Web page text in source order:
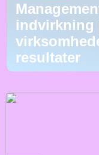
indvirkning
resultater